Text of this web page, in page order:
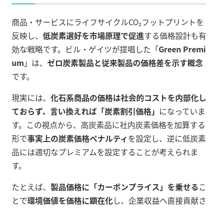
商品・サービスにライフサイクルCO₂フットプリントを
反映し、 低炭素選好を市場原理で促進する価格設計も有
効な戦略です。ビル・ゲイツが提唱した「Green Premi
um」は、 ゼロ炭素製品と従来製品の価格差を示す概念
です。
現実には、 化石系商品の価格は社会的コストを内部化し
ておらず、言い換えれば「炭素割引価格」 になっていま
す。この視点から、高炭素品に社内炭素価格を加算する
形で事実上の炭素価格ペナルティを設定し、逆に低炭素
品には適切なプレミアムを設定することが考えられま
す。
たとえば、 製品価格に「カーボンプライス」を乗せるこ
とで環境価値を価格に顕在化し、企業収益へ直接貢献さ